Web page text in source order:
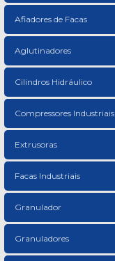
Afiadores de Facas
Aglutinadores
Cilindros Hidráulico
Compressores Industriais
Extrusoras
Facas Industriais
Granulador
Granuladores